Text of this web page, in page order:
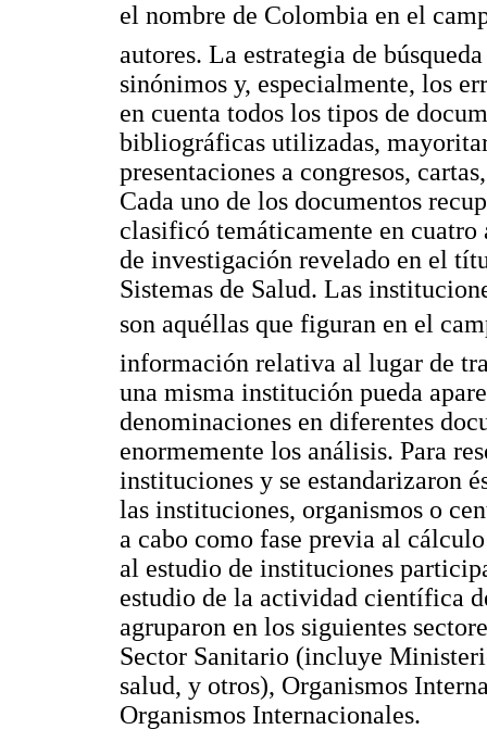
el nombre de Colombia en el
autores. La estrategia de
sinónimos y, especialmente, los
en cuenta todos los tipos de
bibliográficas utilizadas,
presentaciones a congresos,
Cada uno de los documentos
clasificó temáticamente en
de investigación revelado en el
Sistemas de Salud. Las
son aquéllas que figuran en el
información relativa al lugar de
una misma institución pueda
denominaciones en diferentes
enormemente los análisis. Para
instituciones y se estandarizaron
las instituciones, organismos o
a cabo como fase previa al
al estudio de instituciones
estudio de la actividad científica
agruparon en los siguientes
Sector Sanitario (incluye
salud, y otros), Organismos
Organismos Internacionales.